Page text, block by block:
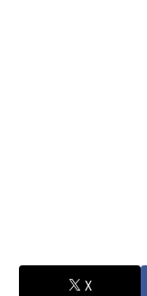
X